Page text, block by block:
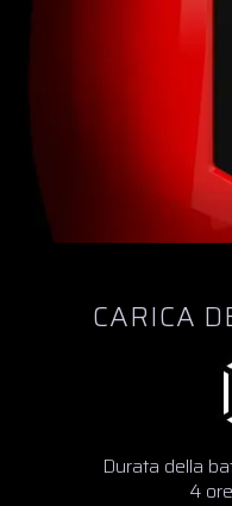
CARICA
Durata della
4